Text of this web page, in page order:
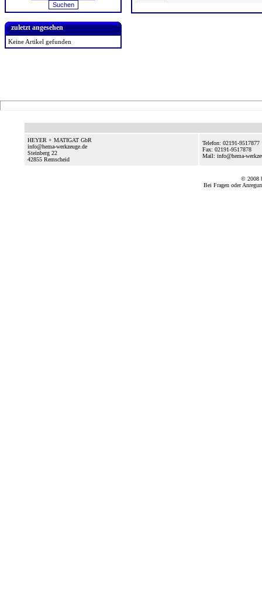
zuletzt angesehen
Keine Artikel gefunden
HEYER + MATIGAT GbR
info@hema-werkzeuge.de
Steinberg 22
42855 Remscheid
Telefon: 02191-9517877
Fax: 02191-9517878
Mail: info@hema-
© 2008
Bei Fragen oder